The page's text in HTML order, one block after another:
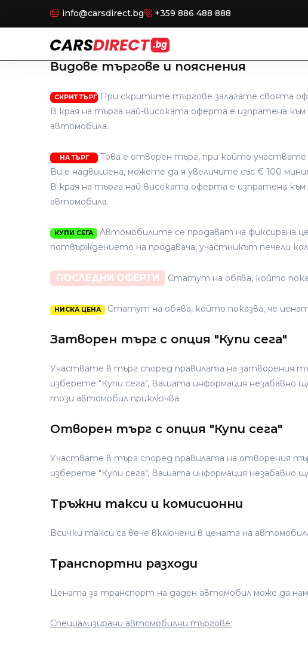
info@carsdirect.bg +359 886 488 888
Видове търгове и пояснения
СКРИТ ТЪРГ
При скритите търгове залагате своята
В края на търга най-високата оферта е изпратена към
автомобила.
НА ТЪРГ
Това е отворен търг, при който
Ви е надвишена, можете да я увеличите със € 100
В края на търга най-високата оферта е изпратена към
автомобила.
КУПИ СЕГА Aвтомобилите се продават на фиксирана
потвърждението на продавача, участникът печели
ПОСЛЕДНИ ОФЕРТИ Статут на обява, който
НИСКА ЦЕНА Статут на обява, който показва, че
Затворен търг с опция "Купи сега"
Участвате в търг според правилата на затворения
изберете "Купи сега", Вашата информация незабавно
този автомобил приключва.
Oтворен търг с опция "Купи сега"
Участвате в търг според правилата на отворения
изберете "Купи сега", Вашата информация незабавно
Tръжни такси и комисионни
Всички такси са вече включени в цената на
Транспортни разходи
Цената за транспорт на даден автомобил може да
Специализирани автомобилни търгове: